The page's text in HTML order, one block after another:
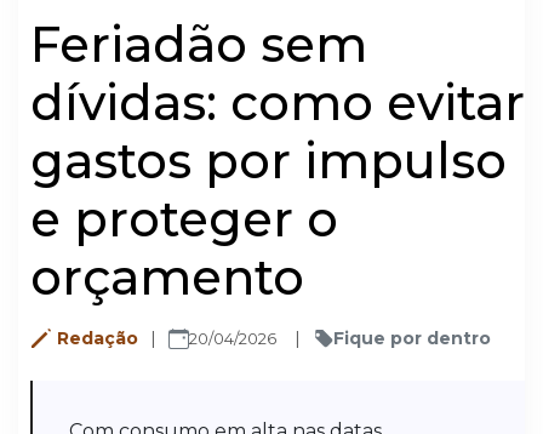
Feriadão sem
dívidas: como evitar
gastos por impulso
e proteger o
orçamento
Redação 20/04/2026 Fique por dentro